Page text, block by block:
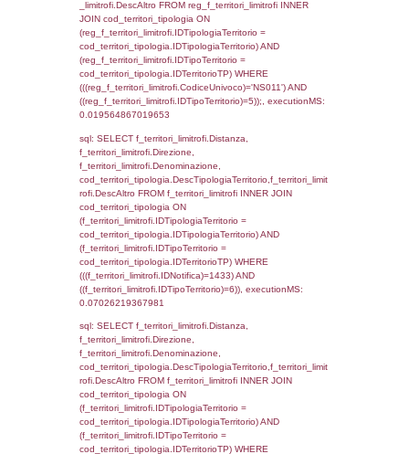
ON
cod_territori_tipologia.IDTipologiaTerritorio
reg_f_territori_limitrofi.IDTipoTerritorio =
cod_territori_tipologia.IDTerritorioTP)
((reg_f_territori_limitrofi.CodiceUnivoco)
cod_territori_tipologia.IDTerritorioTP=1)
executionMS: 0.015886068344116
sql: SELECT f_territori_limitrofi.Distanza,
f_territori_limitrofi.Direzione,
f_territori_limitrofi.Denominazione,
f_territori_limitrofi.DescAltro,
f_territori_limitrofi INNER JOIN
cod_territori_tipologia.IDTipologiaTerritorio)
(f_territori_limitrofi.IDTipoTerritorio =
cod_territori_tipologia.IDTerritorioTP)
(((f_territori_limitrofi.IDNotifica)=1433) AND
((f_territori_limitrofi.IDTipoTerritorio)=2)),
0.068490982055664